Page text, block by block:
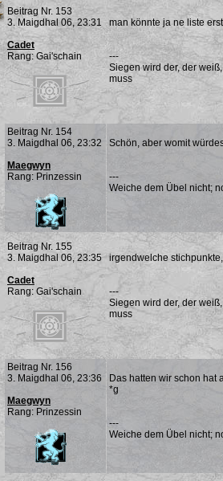
Beitrag Nr. 153
3. Maigdhal 06, 23:31
Cadet
Rang: Gai'schain
man könnte ja ne liste
---
Siegen wird der, der
muss
Beitrag Nr. 154
3. Maigdhal 06, 23:32
Maegwyn
Rang: Prinzessin
Schön, aber womit
---
Weiche dem Übel nicht;
Beitrag Nr. 155
3. Maigdhal 06, 23:35
Cadet
Rang: Gai'schain
irgendwelche
---
Siegen wird der, der
muss
Beitrag Nr. 156
3. Maigdhal 06, 23:36
Maegwyn
Rang: Prinzessin
Das hatten wir schon hat
*g
---
Weiche dem Übel nicht;